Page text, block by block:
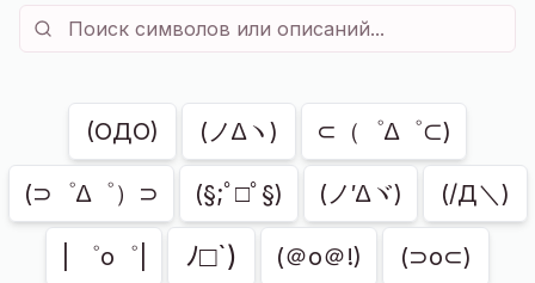
(OДO) (ノ∆ヽ) ⊂（゜∆゜⊂)
(⊃゜∆゜）⊃ (§;ﾟ□ﾟ§) (ノ′∆ヾ) (/Д＼)
| ゜o゜| ﾉ□`) (＠o＠!) (⊃o⊂)